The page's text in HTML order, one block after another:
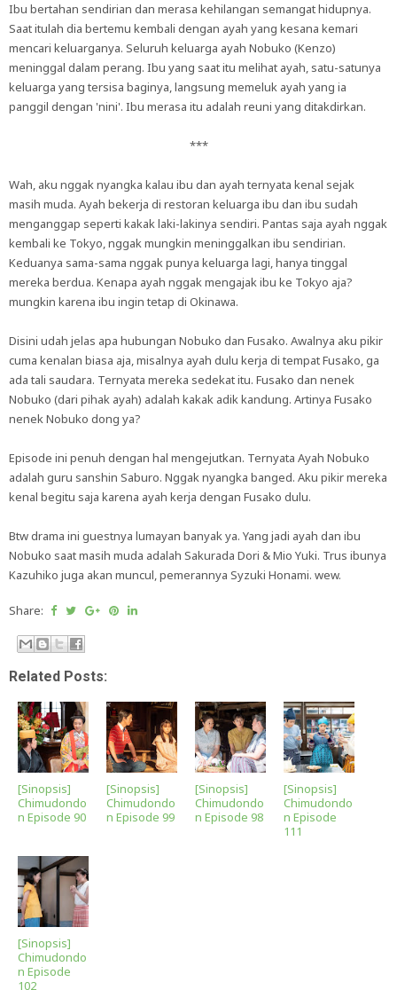
Ibu bertahan sendirian dan merasa kehilangan semangat hidupnya.
Saat itulah dia bertemu kembali dengan ayah yang kesana kemari
mencari keluarganya. Seluruh keluarga ayah Nobuko (Kenzo)
meninggal dalam perang. Ibu yang saat itu melihat ayah, satu-satunya
keluarga yang tersisa baginya, langsung memeluk ayah yang ia
panggil dengan 'nini'. Ibu merasa itu adalah reuni yang ditakdirkan.
***
Wah, aku nggak nyangka kalau ibu dan ayah ternyata kenal sejak
masih muda. Ayah bekerja di restoran keluarga ibu dan ibu sudah
menganggap seperti kakak laki-lakinya sendiri. Pantas saja ayah nggak
kembali ke Tokyo, nggak mungkin meninggalkan ibu sendirian.
Keduanya sama-sama nggak punya keluarga lagi, hanya tinggal
mereka berdua. Kenapa ayah nggak mengajak ibu ke Tokyo aja?
mungkin karena ibu ingin tetap di Okinawa.
Disini udah jelas apa hubungan Nobuko dan Fusako. Awalnya aku pikir
cuma kenalan biasa aja, misalnya ayah dulu kerja di tempat Fusako, ga
ada tali saudara. Ternyata mereka sedekat itu. Fusako dan nenek
Nobuko (dari pihak ayah) adalah kakak adik kandung. Artinya Fusako
nenek Nobuko dong ya?
Episode ini penuh dengan hal mengejutkan. Ternyata Ayah Nobuko
adalah guru sanshin Saburo. Nggak nyangka banged. Aku pikir mereka
kenal begitu saja karena ayah kerja dengan Fusako dulu.
Btw drama ini guestnya lumayan banyak ya. Yang jadi ayah dan ibu
Nobuko saat masih muda adalah Sakurada Dori & Mio Yuki. Trus ibunya
Kazuhiko juga akan muncul, pemerannya Syzuki Honami. wew.
Share:
Related Posts:
[Sinopsis]
Chimudondo
n Episode 90
[Sinopsis]
Chimudondo
n Episode 99
[Sinopsis]
Chimudondo
n Episode 98
[Sinopsis]
Chimudondo
n Episode
111
[Sinopsis]
Chimudondo
n Episode
102